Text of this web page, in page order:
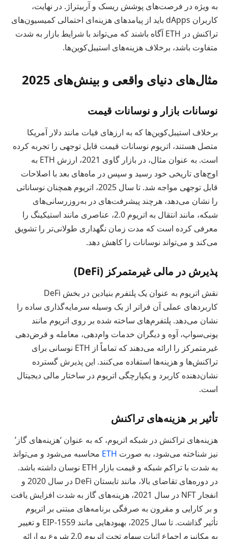
به ویژه در فرصت‌های پوشش ریسک و آربیتراژ. در نهایت،
کاربران dApps باید از پیامدهای هزینه‌ای احتمالی کمیسیون‌های
تراکنش در ETH آگاه باشند که می‌تواند با شرایط بازار به شدت
متفاوت باشد، برخلاف هزینه‌های استیبل‌کوین‌ها.
مثال‌های دنیای واقعی و بینش‌های 2025
نوسانات بازار و نوسانات قیمت
برخلاف استیبل‌کوین‌ها که به ارزهای فیات مانند دلار آمریکا
متصل هستند، اتریوم نوسانات قیمت قابل توجهی را تجربه کرده
است. به عنوان مثال، در بازار گاوی 2021، ارزش ETH به
اوج‌های تاریخی خود رسید و سپس در ماه‌های بعد با اصلاحات
قابل توجهی مواجه شد. تا سال 2025، اتریوم همچنان نوساناتی
را نشان می‌دهد، هرچند پیشرفت‌های در به‌روزرسانی‌های
شبکه، مانند انتقال به اتریوم 2.0، عناصری مانند استیکینگ را
معرفی کرده است که مدت زمان نگهداری طولانی‌تر را تشویق
می‌کند و می‌تواند نوسانات را کاهش دهد.
پذیرش در مالی غیرمتمرکز (DeFi)
نقش اتریوم به عنوان یک پلتفرم بنیادین در بخش DeFi
کاربردهای عملی آن فراتر از یک وسیله سرمایه‌گذاری ساده را
نشان می‌دهد. پلتفرم‌های ساخته شده بر روی اتریوم مانند
یونی‌سواپ، آوه و دیگران خدمات وام‌دهی، معامله و قرض‌دهی
غیرمتمرکز را ارائه می‌دهند که تماماً از ETH نوسانی برای
تراکنش‌ها و هزینه‌ها استفاده می‌کنند. این پذیرش گسترده
نشان‌دهنده کاربرد و یکپارچگی اتریوم در ساختار مالی دیجیتال
است.
تأثیر بر هزینه‌های تراکنش
هزینه‌های تراکنش در شبکه اتریوم، که به عنوان ‘هزینه‌های گاز’
نیز شناخته می‌شود، به صورت ETH محاسبه می‌شود و می‌تواند
به شدت با تراکم شبکه و قیمت بازار ETH نوسان داشته باشد.
در دوره‌های تقاضای بالا، مانند تابستان DeFi در سال 2020 و
انفجار NFT در سال 2021، هزینه‌های گاز به شدت افزایش یافت
و بر کارایی و مقرون به صرفگی برنامه‌های مبتنی بر اتریوم
تأثیر گذاشت. تا سال 2025، بهبودهایی مانند EIP-1559 و تغییر
به مکانیزم اجماع اثبات سهام تحت اتریوم 2.0 شروع به ارائه